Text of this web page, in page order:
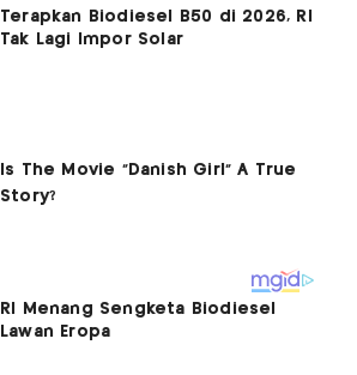
Terapkan Biodiesel B50 di 2026, RI
Tak Lagi Impor Solar
RI Menang Sengketa Biodiesel
Lawan Eropa